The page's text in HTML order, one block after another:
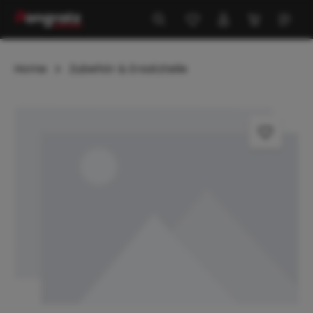
springen
Home Zubehör & Ersatzteile